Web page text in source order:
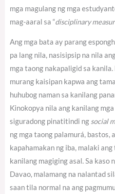
mga magulang ng mga
mag-aaral sa “disciplinary
Ang mga bata ay parang
pa lang nila, nasisipsip na nila
mga taong nakapaligid sa
murang kaisipan kapwa ang
huhubog naman sa kanilang
Kinokopya nila ang kanilang
siguradong pinatitindi ng social
ng mga taong palamurá, bastos,
kapahamakan ng iba, malaki
kanilang magiging asal. Sa kaso
Davao, malamang na nalantad
saan tila normal na ang